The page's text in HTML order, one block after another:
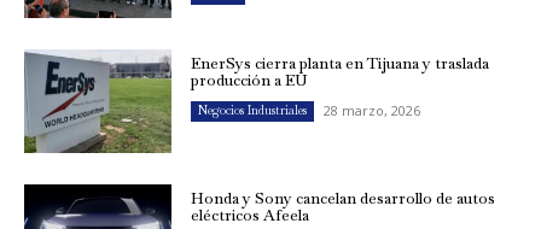
EnerSys cierra planta en Tijuana y traslada
producción a EU
Negocios Industriales 28 marzo, 2026
Honda y Sony cancelan desarrollo de autos
eléctricos Afeela